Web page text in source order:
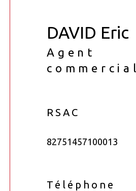
DAVID Eric
Agent
commercial
RSAC
82751457100013
Téléphone